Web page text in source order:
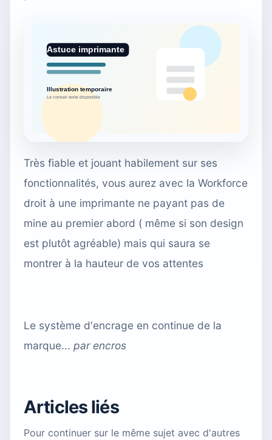
Très fiable et jouant habilement sur ses
fonctionnalités, vous aurez avec la Workforce
droit à une imprimante ne payant pas de
mine au premier abord ( même si son design
est plutôt agréable) mais qui saura se
montrer à la hauteur de vos attentes
Le système d'encrage en continue de la
marque... parencros
Articles liés
Pour continuer sur le même sujet avec d'autres